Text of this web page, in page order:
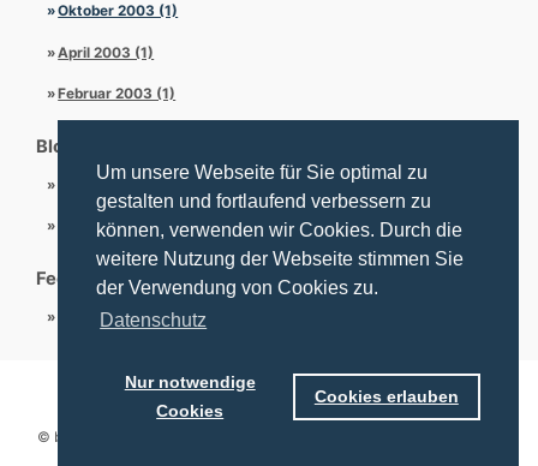
Um unsere Webseite für Sie optimal zu
gestalten und fortlaufend verbessern zu
können, verwenden wir Cookies. Durch die
weitere Nutzung der Webseite stimmen Sie
der Verwendung von Cookies zu.
Datenschutz
Nur notwendige
Cookies
Cookies erlauben
Oktober 2003 (1)
April 2003 (1)
Februar 2003 (1)
Blogroll
PEGU Webseite
Schriftsteller G. Arentzen
Feeds
© by